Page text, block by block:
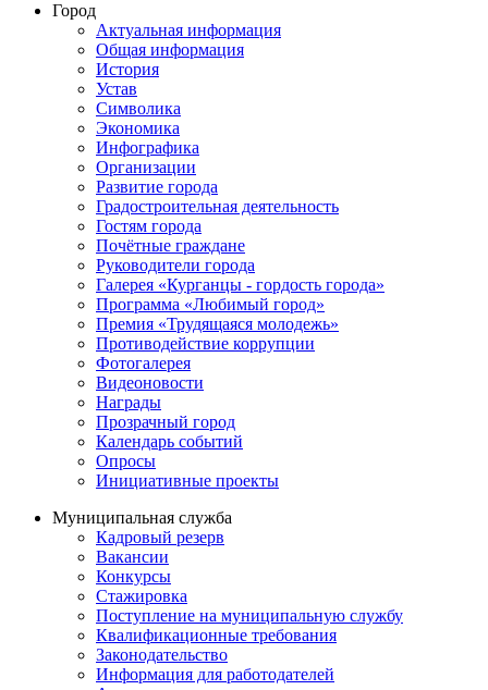
Город
Актуальная информация
Общая информация
История
Устав
Символика
Экономика
Инфографика
Организации
Развитие города
Градостроительная деятельность
Гостям города
Почётные граждане
Руководители города
Галерея «Курганцы - гордость города»
Программа «Любимый город»
Премия «Трудящаяся молодежь»
Противодействие коррупции
Фотогалерея
Видеоновости
Награды
Прозрачный город
Календарь событий
Опросы
Инициативные проекты
Муниципальная служба
Кадровый резерв
Вакансии
Конкурсы
Стажировка
Поступление на муниципальную службу
Квалификационные требования
Законодательство
Информация для работодателей